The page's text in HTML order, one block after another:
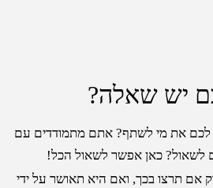
יש שאלה?
לכם את מי לשתף? אתם מתמודדים עם
לשאול? כאן אפשר לשאול הכל!
תרצו בכך, ואם היא תאושר על ידי